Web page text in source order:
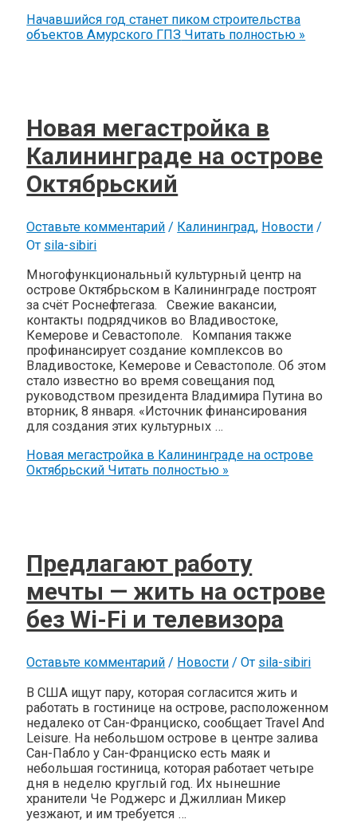
Начавшийся год станет пиком строительства
объектов Амурского ГПЗ Читать полностью »
Новая мегастройка в
Калининграде на острове
Октябрьский
Оставьте комментарий / Калининград, Новости /
От sila-sibiri
Многофункциональный культурный центр на
острове Октябрьском в Калининграде построят
за счёт Роснефтегаза. Свежие вакансии,
контакты подрядчиков во Владивостоке,
Кемерове и Севастополе. Компания также
профинансирует создание комплексов во
Владивостоке, Кемерове и Севастополе. Об этом
стало известно во время совещания под
руководством президента Владимира Путина во
вторник, 8 января. «Источник финансирования
для создания этих культурных …
Новая мегастройка в Калининграде на острове
Октябрьский Читать полностью »
Предлагают работу
мечты — жить на острове
без Wi-Fi и телевизора
Оставьте комментарий / Новости / От sila-sibiri
В США ищут пару, которая согласится жить и
работать в гостинице на острове, расположенном
недалеко от Сан-Франциско, сообщает Travel And
Leisure. На небольшом острове в центре залива
Сан-Пабло у Сан-Франциско есть маяк и
небольшая гостиница, которая работает четыре
дня в неделю круглый год. Их нынешние
хранители Че Роджерс и Джиллиан Микер
уезжают, и им требуется …